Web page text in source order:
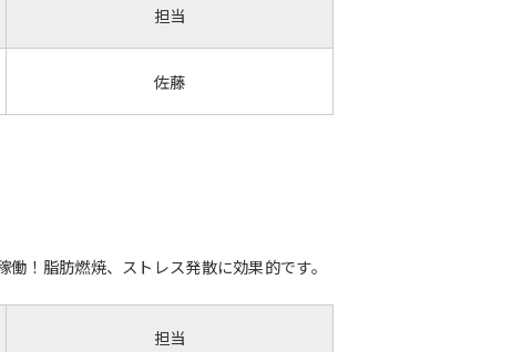
担当
佐藤
！脂肪燃焼、ストレス発散に効果的です。
担当